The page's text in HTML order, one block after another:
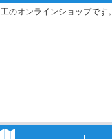
のオンラインショップです。